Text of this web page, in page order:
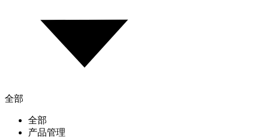
全部
全部
产品管理